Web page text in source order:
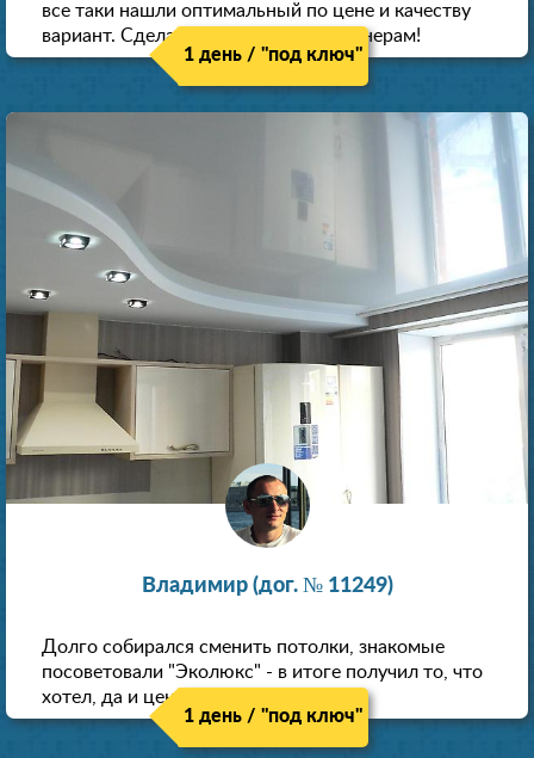
все таки нашли оптимальный по цене и качеству
вариант. Сделали скидку как пенсионерам!
1 день / "под ключ"
Владимир (дог. № 11249)
Долго собирался сменить потолки, знакомые
посоветовали "Эколюкс" - в итоге получил то, что
хотел, да и цена нормальная.
1 день / "под ключ"